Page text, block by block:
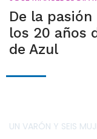
De la
los 20 años
de Azul
UN VARÓN Y SEIS